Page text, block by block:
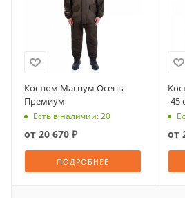
Костюм Магнум Осень
Премиум
Есть в наличии: 20
от 20 670 ₽
ПОДРОБНЕЕ
-45
от